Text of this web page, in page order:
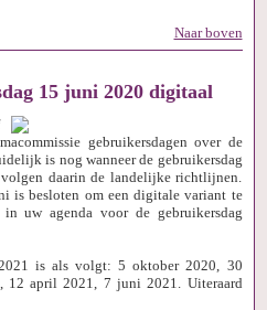
Naar boven
15 juni 2020 digitaal
gebruikersdagen over de
is nog wanneer de gebruikersdag
daarin de landelijke richtlijnen.
is besloten om een digitale variant te
uw agenda voor de gebruikersdag
is als volgt: 5 oktober 2020, 30
12 april 2021, 7 juni 2021. Uiteraard